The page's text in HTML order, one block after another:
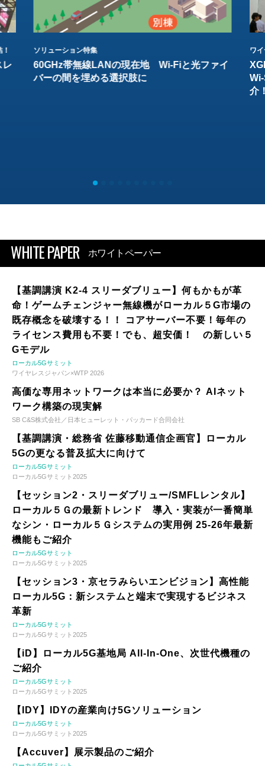
レ
ソリューション特集
60GHz帯無線LANの現在地 Wi-Fiと光ファイ
バーの間を埋める選択肢に
ワ
介
WHITE PAPER ホワイトペーパー
【基調講演 K2-4 スリーダブリュー】何もかもが革
命！ゲームチェンジャー無線機がローカル５G市場の
既存概念を破壊する！！ コアサーバー不要！毎年の
ライセンス費用も不要！でも、超安価！ の新しい５
Gモデル
ローカル5Gサミット
ワイヤレスジャパン×WTP 2026
高価な専用ネットワークは本当に必要か？ AIネット
ワーク構築の現実解
SB C&S株式会社／日本ヒューレット・パッカード合同会社
【基調講演・総務省 佐藤移動通信企画官】ローカル
5Gの更なる普及拡大に向けて
ローカル5Gサミット
ローカル5Gサミット2025
【セッション2・スリーダブリュー/SMFLレンタル】
ローカル５Ｇの最新トレンド 導入・実装が一番簡単
なシン・ローカル５Ｇシステムの実用例 25-26年最新
機能もご紹介
ローカル5Gサミット
ローカル5Gサミット2025
【セッション3・京セラみらいエンビジョン】高性能
ローカル5G：新システムと端末で実現するビジネス
革新
ローカル5Gサミット
ローカル5Gサミット2025
【iD】ローカル5G基地局 All-In-One、次世代機種の
ご紹介
ローカル5Gサミット
ローカル5Gサミット2025
【IDY】IDYの産業向け5Gソリューション
ローカル5Gサミット
ローカル5Gサミット2025
【Accuver】展示製品のご紹介